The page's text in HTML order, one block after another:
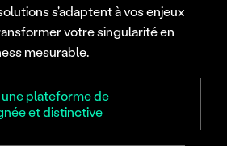
s'adaptent à vos enjeux
votre singularité en
mesurable.
plateforme de
et distinctive